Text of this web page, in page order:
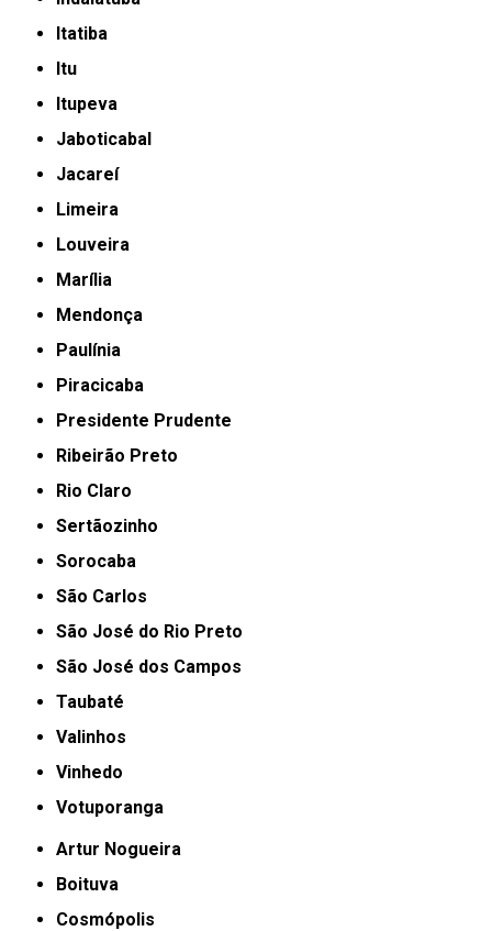
Itatiba
Itu
Itupeva
Jaboticabal
Jacareí
Limeira
Louveira
Marília
Mendonça
Paulínia
Piracicaba
Presidente Prudente
Ribeirão Preto
Rio Claro
Sertãozinho
Sorocaba
São Carlos
São José do Rio Preto
São José dos Campos
Taubaté
Valinhos
Vinhedo
Votuporanga
Artur Nogueira
Boituva
Cosmópolis